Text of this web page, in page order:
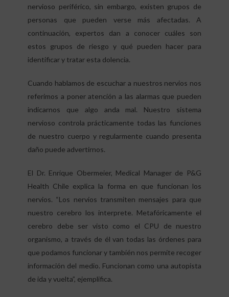
nervioso periférico, sin embargo, existen grupos de
personas que pueden verse más afectadas. A
continuación, expertos dan a conocer cuáles son
estos grupos de riesgo y qué pueden hacer para
identificar y tratar esta dolencia.
Cuando hablamos de escuchar a nuestros nervios nos
referimos a poner atención a las alarmas que pueden
indicarnos que algo anda mal. Nuestro sistema
nervioso controla prácticamente todas las funciones
de nuestro cuerpo y regularmente cuando presenta
daño puede advertirnos.
El Dr. Enrique Obermeier, Medical Manager de P&G
Health Chile explica la forma en que funcionan los
nervios. “Los nervios transmiten mensajes para que
nuestro cerebro los interprete. Metafóricamente el
cerebro debe ser visto como el CPU de nuestro
organismo, a través de él van todas las órdenes para
que podamos funcionar y también nos permite recoger
información del medio. Funcionan como una autopista
de ida y vuelta”, ejemplifica.